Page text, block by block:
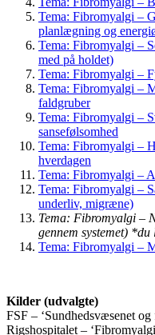
Tema: Fibromyalgi –
planlægning og
Tema: Fibromyalgi –
med på holdet)
Tema: Fibromyalgi –
Tema: Fibromyalgi –
faldgruber
Tema: Fibromyalgi –
sansefølsomhed
Tema: Fibromyalgi –
hverdagen
Tema: Fibromyalgi –
Tema: Fibromyalgi –
underliv, migræne)
Tema: Fibromyalgi –
gennem systemet)
Tema: Fibromyalgi –
Kilder (udvalgte)
FSF – ‘Sundhedsvæsenet
Rigshospitalet –